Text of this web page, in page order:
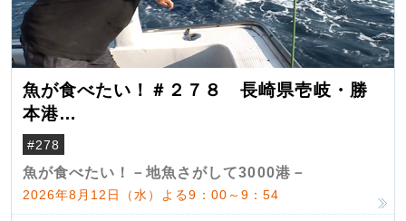
魚が食べたい！＃２７８ 長崎県壱岐・勝
本港
（クロマグロ）
#278
魚が食べたい！－地魚さがして3000港－
2026年8月12日（水）よる9：00～9：54